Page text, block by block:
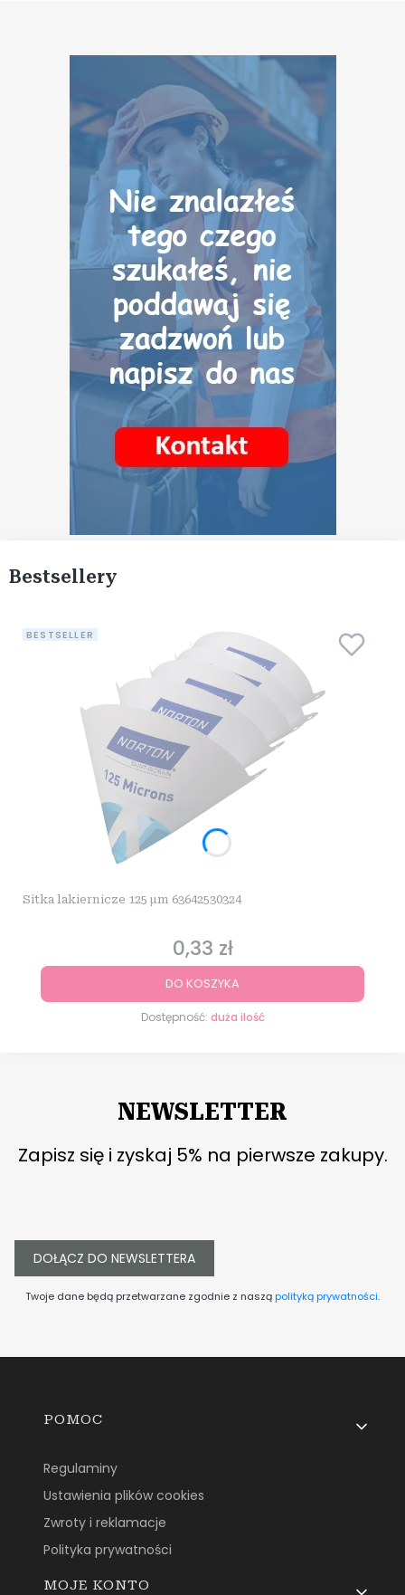
Bestsellery
BESTSELLER
Sitka lakiernicze 125 µm 63642530324
Cena
0,33 zł
DO KOSZYKA
Dostępność: duża ilość
NEWSLETTER
Zapisz się i zyskaj 5% na pierwsze zakupy.
DOŁĄCZ DO NEWSLETTERA
Twoje dane będą przetwarzane zgodnie z nasząpolityką prywatności.
Linki w stopce
POMOC
Regulaminy
Ustawienia plików cookies
Zwroty i reklamacje
Polityka prywatności
MOJE KONTO